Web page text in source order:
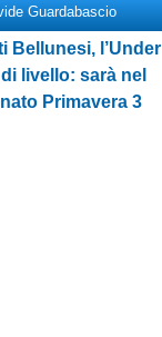
Guardabascio
Bellunesi, l’Under
livello: sarà nel
Primavera 3